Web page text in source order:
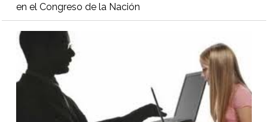
en el Congreso de la Nación